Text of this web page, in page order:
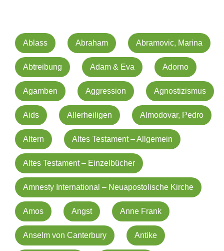
Ablass Abraham Abramovic, Marina
Abtreibung Adam & Eva Adorno
Agamben Aggression Agnostizismus
Aids Allerheiligen Almodovar, Pedro
Altern Altes Testament – Allgemein
Altes Testament – Einzelbücher
Amnesty International – Neuapostolische Kirche
Amos Angst Anne Frank
Anselm von Canterbury Antike